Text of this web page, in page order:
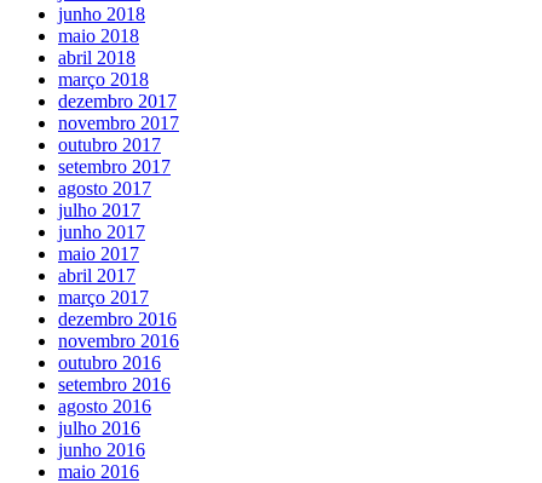
junho 2018
maio 2018
abril 2018
março 2018
dezembro 2017
novembro 2017
outubro 2017
setembro 2017
agosto 2017
julho 2017
junho 2017
maio 2017
abril 2017
março 2017
dezembro 2016
novembro 2016
outubro 2016
setembro 2016
agosto 2016
julho 2016
junho 2016
maio 2016